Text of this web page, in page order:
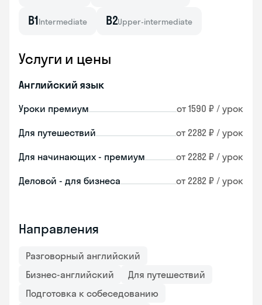
B1Intermediate B2Upper-intermediate
Услуги и цены
Английский язык
Уроки премиум от 1590 ₽ / урок
Для путешествий от 2282 ₽ / урок
Для начинающих - премиум от 2282 ₽ / урок
Деловой - для бизнеса от 2282 ₽ / урок
Направления
Разговорный английский
Бизнес-английский
Для путешествий
Подготовка к собеседованию